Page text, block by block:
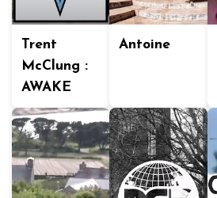
Trent
McClung :
AWAKE
Antoine